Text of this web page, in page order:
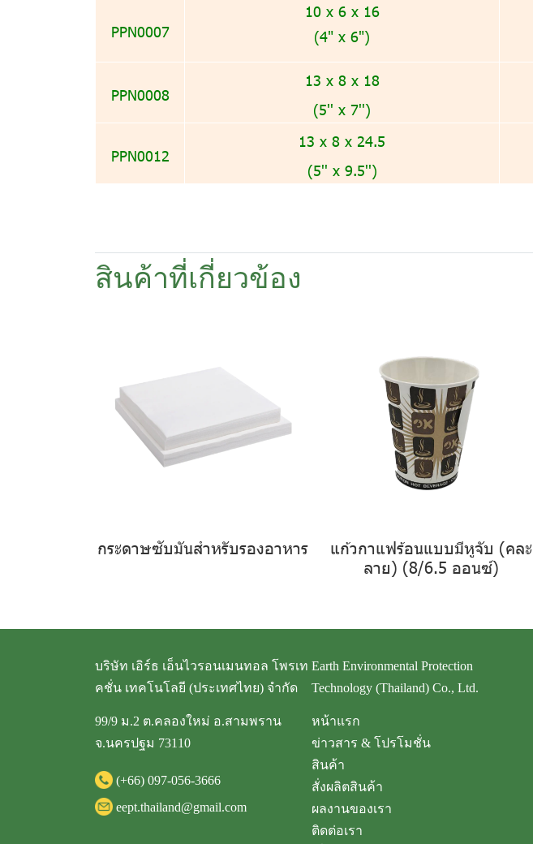
PPN0007
10 x 6 x 16
(4" x 6")
PPN0008
13 x 8 x 18
(5'' x 7'')
PPN0012
13 x 8 x 24.5
(5'' x 9.5'')
สินค้าที่เกี่ยวข้อง
กระดาษซับมันสำหรับรองอาหาร
แก้วกาแฟร้อนแบบมีหูจับ (คละ
ลาย) (8/6.5 ออนซ์)
บริษัท เอิร์ธ เอ็นไวรอนเมนทอล โพรเท
คชั่น เทคโนโลยี (ประเทศไทย) จำกัด
99/9 ม.2 ต.คลองใหม่ อ.สามพราน
จ.นครปฐม 73110
(+66) 097-056-3666
eept.thailand@gmail.com
Earth Environmental Protection
Technology (Thailand) Co., Ltd.
หน้าแรก
ข่าวสาร & โปรโมชั่น
สินค้า
สั่งผลิตสินค้า
ผลงานของเรา
ติดต่อเรา